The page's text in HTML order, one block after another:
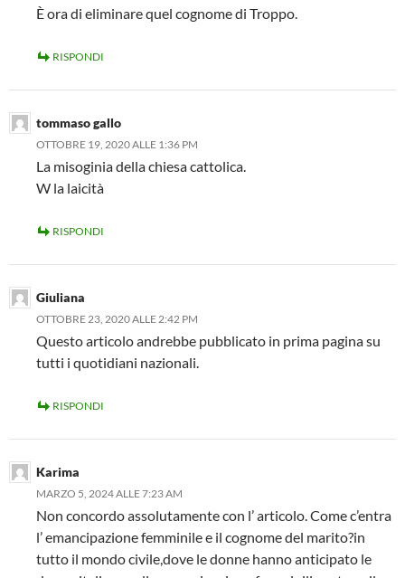
È ora di eliminare quel cognome di Troppo.
RISPONDI
tommaso gallo
OTTOBRE 19, 2020 ALLE 1:36 PM
La misoginia della chiesa cattolica.
W la laicità
RISPONDI
Giuliana
OTTOBRE 23, 2020 ALLE 2:42 PM
Questo articolo andrebbe pubblicato in prima pagina su
tutti i quotidiani nazionali.
RISPONDI
Karima
MARZO 5, 2024 ALLE 7:23 AM
Non concordo assolutamente con l’ articolo. Come c’entra
l’ emancipazione femminile e il cognome del marito?in
tutto il mondo civile,dove le donne hanno anticipato le